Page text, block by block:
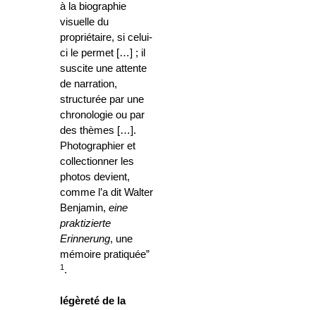
à la biographie
visuelle du
propriétaire, si celui-
ci le permet […] ; il
suscite une attente
de narration,
structurée par une
chronologie ou par
des thèmes […].
Photographier et
collectionner les
photos devient,
comme l’a dit Walter
Benjamin, eine
praktizierte
Erinnerung, une
mémoire pratiquée”
1 .
légèreté de la